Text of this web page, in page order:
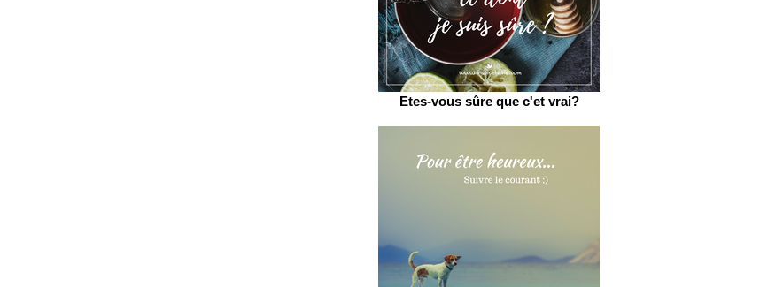
Etes-vous sûre que c'et vrai?